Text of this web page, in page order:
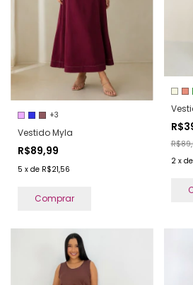
+3
Vestido Myla
R$89,99
5 x de R$21,56
Comprar
2 x de